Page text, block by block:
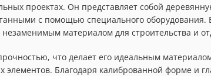
проектах. Он представляет собой
с помощью специального оборудования.
материалом для строительства и
что делает его идеальным
элементов. Благодаря калиброванной форме и